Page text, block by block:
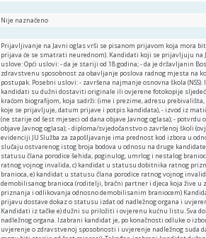
Nije naznačeno
Prijavljivanje na Javni oglas vrši se pisanom prijavom koja mora
prijava će se smatrati neurednom). Kandidati koji se prijavljuju na
uslove: Opći uslovi: - da je stariji od 18 godina; - da je državljanin
zdravstvenu sposobnost za obavljanje poslova radnog mjesta na
postupak. Posebni uslovi: - završena najmanje osnovna škola
kandidati su dužni dostaviti originale ili ovjerene fotokopije
kraćom biografijom, koja sadrži: (ime i prezime, adresu
koje se prijavljuje, datum prijave i potpis kandidata), - izvod iz
(ne starije od šest mjeseci od dana objave Javnog oglasa); - potvrdu
objave Javnog oglasa); - diploma/svjedočanstvo o završenoj školi
evidenciji JU Služba za zapošljavanje ima prednost kod izbora u
slučaju ostvarenog istog broja bodova u odnosu na druge
statusu člana porodice šehida, poginulog, umrlog i nestalog
ratnog vojnog invalida, c) kandidat u statusu dobitnika ratnog
branioca, e) kandidat u statusu člana porodice ratnog vojnog
demobilisanog branioca (roditelji, bračni partner i djeca koja žive
priznanja i odlikovanja odnosno demobilisanim braniocem)
prijavu dostave dokaz o statusu izdat od nadležnog organa i
Kandidati iz tačke e) dužni su priložiti i ovjerenu kućnu listu. Sva
nadležnog organa. Izabrani kandidat je, po konačnosti odluke o
uvjerenje o zdravstvenoj sposobnosti i uvjerenje nadležnog suda